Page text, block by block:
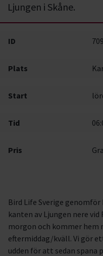
Ljungen i Skåne.
ID
Plats
Start
Tid
Pris
Bird Life Sverige genomför
kanten av Ljungen nere
morgon och kommer hem
eftermiddag/kväll. Vi gör
udden för att sedan spana